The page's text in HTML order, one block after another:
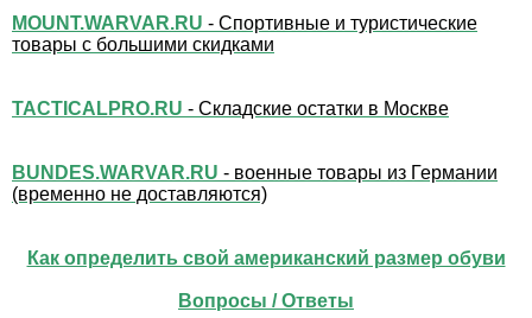
MOUNT.WARVAR.RU - Спортивные и туристические
товары с большими скидками
TACTICALPRO.RU - Складские остатки в Москве
BUNDES.WARVAR.RU - военные товары из Германии
(временно не доставляются)
Как определить свой американский размер обуви
Вопросы / Ответы